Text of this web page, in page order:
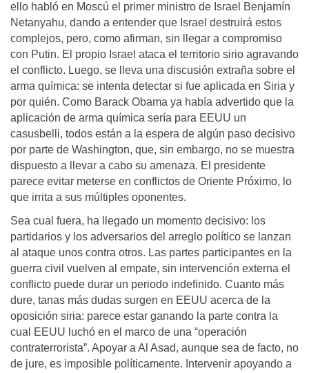
ello habló en Moscú el primer ministro de Israel Benjamín
Netanyahu, dando a entender que Israel destruirá estos
complejos, pero, como afirman, sin llegar a compromiso
con Putin. El propio Israel ataca el territorio sirio agravando
el conflicto. Luego, se lleva una discusión extraña sobre el
arma química: se intenta detectar si fue aplicada en Siria y
por quién. Como Barack Obama ya había advertido que la
aplicación de arma química sería para EEUU un
casusbelli, todos están a la espera de algún paso decisivo
por parte de Washington, que, sin embargo, no se muestra
dispuesto a llevar a cabo su amenaza. El presidente
parece evitar meterse en conflictos de Oriente Próximo, lo
que irrita a sus múltiples oponentes.
Sea cual fuera, ha llegado un momento decisivo: los
partidarios y los adversarios del arreglo político se lanzan
al ataque unos contra otros. Las partes participantes en la
guerra civil vuelven al empate, sin intervención externa el
conflicto puede durar un periodo indefinido. Cuanto más
dure, tanas más dudas surgen en EEUU acerca de la
oposición siria: parece estar ganando la parte contra la
cual EEUU luchó en el marco de una “operación
contraterrorista”. Apoyar a Al Asad, aunque sea de facto, no
de jure, es imposible políticamente. Intervenir apoyando a